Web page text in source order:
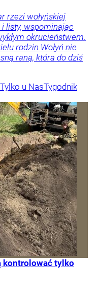
rzezi wołyńskiej
listy, wspominając
okrucieństwem.
rodzin Wołyń nie
raną, która do dziś
Tylko u NasTygodnik
kontrolować tylko